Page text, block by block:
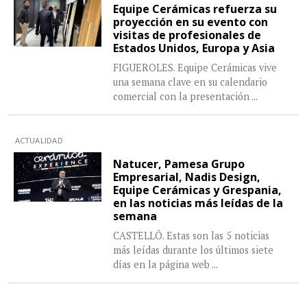
Equipe Cerámicas refuerza su
proyección en su evento con
visitas de profesionales de
Estados Unidos, Europa y Asia
FIGUEROLES. Equipe Cerámicas vive
una semana clave en su calendario
comercial con la presentación ...
ACTUALIDAD
Natucer, Pamesa Grupo
Empresarial, Nadis Design,
Equipe Cerámicas y Grespania,
en las noticias más leídas de la
semana
CASTELLÓ. Estas son las 5 noticias
más leídas durante los últimos siete
días en la página web ...